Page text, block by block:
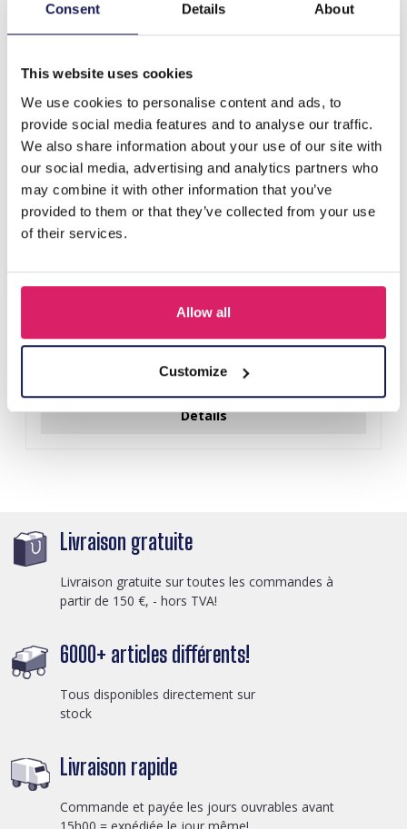
Consent Details About
This website uses cookies
We use cookies to personalise content and ads, to
provide social media features and to analyse our traffic.
We also share information about your use of our site with
our social media, advertising and analytics partners who
may combine it with other information that you’ve
provided to them or that they’ve collected from your use
of their services.
Allow all
Customize
B-D5.2 EC007-034G Copper Earrings Snake 3.5cm
D'autres ont acheté aussi
A-F10.1 E007-001 Earrings Faceted Glass Beads 4.5x3.5cm
Connectez-vous pour les prix
Détails
Livraison gratuite
Livraison gratuite sur toutes les commandes à
partir de 150 €, - hors TVA!
6000+ articles différents!
Tous disponibles directement sur
stock
Livraison rapide
Commande et payée les jours ouvrables avant